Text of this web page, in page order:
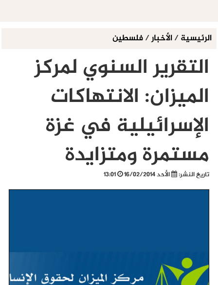
الرئيسية/الأخبار/فلسطين
التقرير السنوي لمركز
الميزان: الانتهاكات
الإسرائيلية في غزة
مستمرة ومتزايدة
تاريخ النشر: الأحد 16/02/2014